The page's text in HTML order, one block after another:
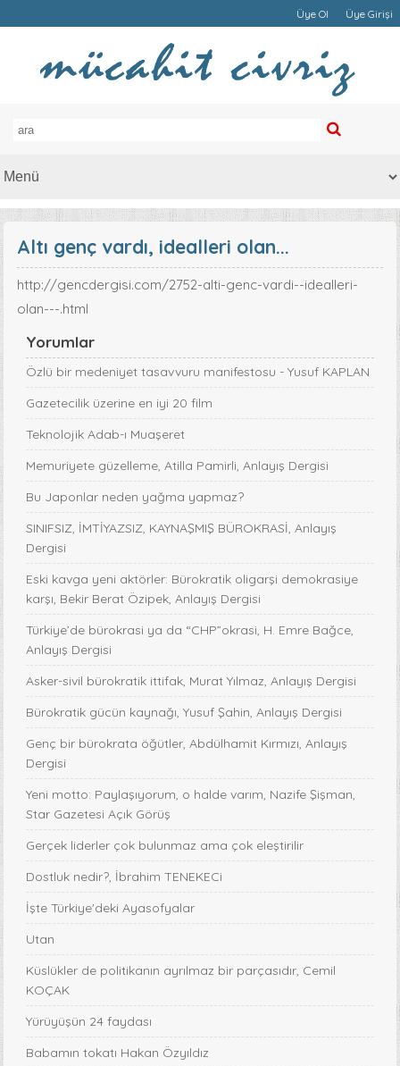
Üye Ol Üye Girişi
Altı genç vardı, idealleri olan...
http://gencdergisi.com/2752-alti-genc-vardi--idealleri-
olan---.html
Yorumlar
Özlü bir medeniyet tasavvuru manifestosu - Yusuf KAPLAN
Gazetecilik üzerine en iyi 20 film
Teknolojik Adab-ı Muaşeret
Memuriyete güzelleme, Atilla Pamirli, Anlayış Dergisi
Bu Japonlar neden yağma yapmaz?
SINIFSIZ, İMTİYAZSIZ, KAYNAŞMIŞ BÜROKRASİ, Anlayış
Dergisi
Eski kavga yeni aktörler: Bürokratik oligarşi demokrasiye
karşı, Bekir Berat Özipek, Anlayış Dergisi
Türkiye’de bürokrasi ya da “CHP”okrasi, H. Emre Bağce,
Anlayış Dergisi
Asker-sivil bürokratik ittifak, Murat Yılmaz, Anlayış Dergisi
Bürokratik gücün kaynağı, Yusuf Şahin, Anlayış Dergisi
Genç bir bürokrata öğütler, Abdülhamit Kırmızı, Anlayış
Dergisi
Yeni motto: Paylaşıyorum, o halde varım, Nazife Şişman,
Star Gazetesi Açık Görüş
Gerçek liderler çok bulunmaz ama çok eleştirilir
Dostluk nedir?, İbrahim TENEKECi
İşte Türkiye'deki Ayasofyalar
Utan
Küslükler de politikanın ayrılmaz bir parçasıdır, Cemil
KOÇAK
Yürüyüşün 24 faydası
Babamın tokatı Hakan Özyıldız